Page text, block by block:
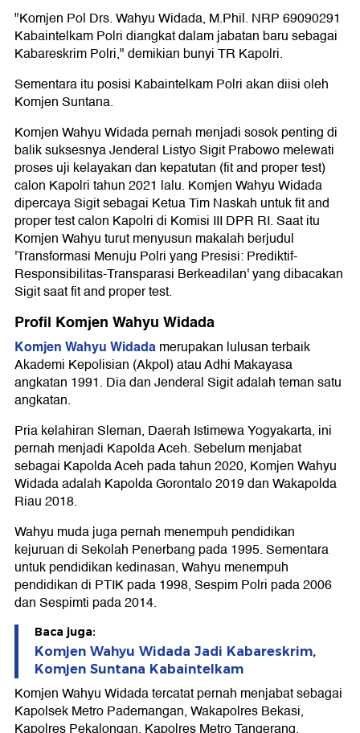
"Komjen Pol Drs. Wahyu Widada, M.Phil. NRP 69090291
Kabaintelkam Polri diangkat dalam jabatan baru sebagai
Kabareskrim Polri," demikian bunyi TR Kapolri.
Sementara itu posisi Kabaintelkam Polri akan diisi oleh
Komjen Suntana.
Komjen Wahyu Widada pernah menjadi sosok penting di
balik suksesnya Jenderal Listyo Sigit Prabowo melewati
proses uji kelayakan dan kepatutan (fit and proper test)
calon Kapolri tahun 2021 lalu. Komjen Wahyu Widada
dipercaya Sigit sebagai Ketua Tim Naskah untuk fit and
proper test calon Kapolri di Komisi III DPR RI. Saat itu
Komjen Wahyu turut menyusun makalah berjudul
'Transformasi Menuju Polri yang Presisi: Prediktif-
Responsibilitas-Transparasi Berkeadilan' yang dibacakan
Sigit saat fit and proper test.
Profil Komjen Wahyu Widada
Komjen Wahyu Widadamerupakan lulusan terbaik
Akademi Kepolisian (Akpol) atau Adhi Makayasa
angkatan 1991. Dia dan Jenderal Sigit adalah teman satu
angkatan.
Pria kelahiran Sleman, Daerah Istimewa Yogyakarta, ini
pernah menjadi Kapolda Aceh. Sebelum menjabat
sebagai Kapolda Aceh pada tahun 2020, Komjen Wahyu
Widada adalah Kapolda Gorontalo 2019 dan Wakapolda
Riau 2018.
Wahyu muda juga pernah menempuh pendidikan
kejuruan di Sekolah Penerbang pada 1995. Sementara
untuk pendidikan kedinasan, Wahyu menempuh
pendidikan di PTIK pada 1998, Sespim Polri pada 2006
dan Sespimti pada 2014.
Baca juga:
Komjen Wahyu Widada Jadi Kabareskrim,
Komjen Suntana Kabaintelkam
Komjen Wahyu Widada tercatat pernah menjabat sebagai
Kapolsek Metro Pademangan, Wakapolres Bekasi,